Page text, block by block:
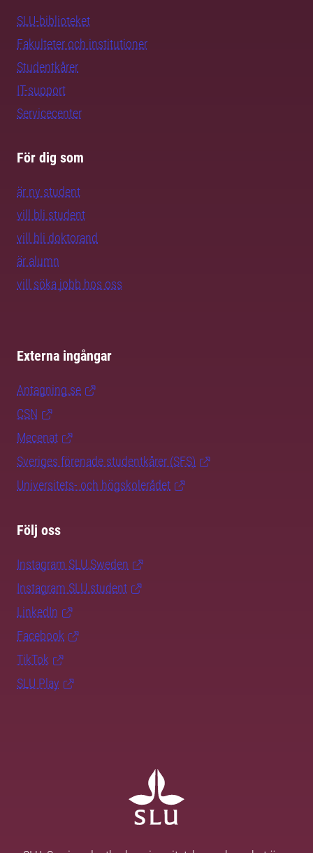
SLU-biblioteket
Fakulteter och institutioner
Studentkårer
IT-support
Servicecenter
För dig som
är ny student
vill bli student
vill bli doktorand
är alumn
vill söka jobb hos oss
Externa ingångar
Antagning.se
CSN
Mecenat
Sveriges förenade studentkårer (SFS)
Universitets- och högskolerådet
Följ oss
Instagram SLU.Sweden
Instagram SLU.student
LinkedIn
Facebook
TikTok
SLU Play